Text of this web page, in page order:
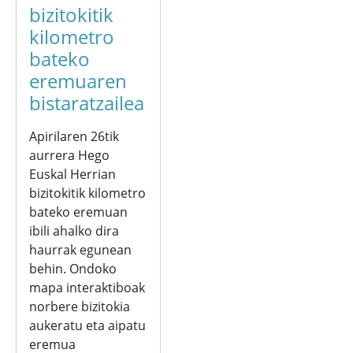
bizitokitik
kilometro
bateko
eremuaren
bistaratzailea
Apirilaren 26tik
aurrera Hego
Euskal Herrian
bizitokitik kilometro
bateko eremuan
ibili ahalko dira
haurrak egunean
behin. Ondoko
mapa interaktiboak
norbere bizitokia
aukeratu eta aipatu
eremua